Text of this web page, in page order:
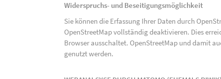
Widerspruchs- und Beseitigungsmöglichkeit
Sie können die Erfassung Ihrer Daten durch
OpenStreetMap vollständig deaktivieren. Dies
Browser ausschaltet. OpenStreetMap und damit
genutzt werden.